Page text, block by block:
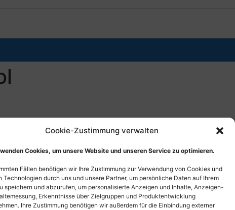
Cookie-Zustimmung verwalten
Cookies, um unsere Website und unseren Service zu optimieren.
Fällen benötigen wir Ihre Zustimmung zur Verwendung von Cookies und
Technologien durch uns und unsere Partner, um persönliche Daten auf Ihrem
speichern und abzurufen, um personalisierte Anzeigen und Inhalte, Anzeigen-
Erkenntnisse über Zielgruppen und Produktentwicklung
Ihre Zustimmung benötigen wir außerdem für die Einbindung externer